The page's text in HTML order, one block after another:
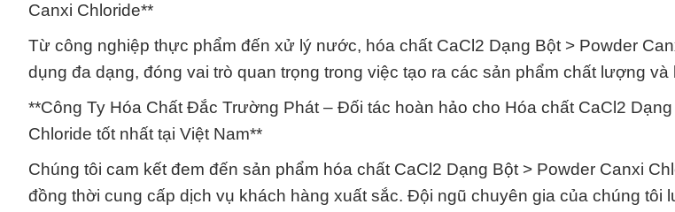
Canxi Chloride**
Từ công nghiệp thực phẩm đến xử lý nước, hóa chất CaCl2 Dạng Bột > Powder
dụng đa dạng, đóng vai trò quan trọng trong việc tạo ra các sản phẩm chất lượng
**Công Ty Hóa Chất Đắc Trường Phát – Đối tác hoàn hảo cho Hóa chất CaCl2
Chloride tốt nhất tại Việt Nam**
Chúng tôi cam kết đem đến sản phẩm hóa chất CaCl2 Dạng Bột > Powder Canxi
đồng thời cung cấp dịch vụ khách hàng xuất sắc. Đội ngũ chuyên gia của chúng tôi